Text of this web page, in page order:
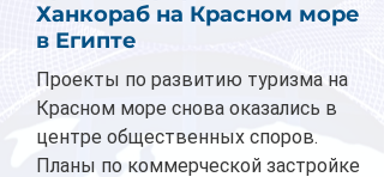
Ханкораб на Красном море
в Египте
Проекты по развитию туризма на
Красном море снова оказались в
центре общественных споров.
Планы по коммерческой застройке